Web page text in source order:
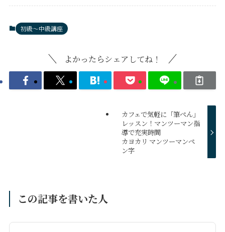
初級～中級講座
よかったらシェアしてね！
カフェで気軽に「筆ぺん」
レッスン！マンツーマン指
導で充実時間
カヨカリ マンツーマンペ
ン字
この記事を書いた人